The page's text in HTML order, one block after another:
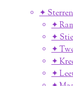
✦
✦
✦
✦
✦
✦